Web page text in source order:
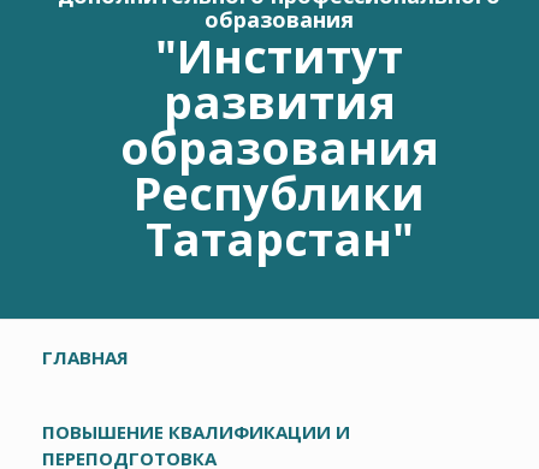
образования
"Институт
развития
образования
Республики
Татарстан"
Главное меню
ГЛАВНАЯ
ПОВЫШЕНИЕ КВАЛИФИКАЦИИ И
ПЕРЕПОДГОТОВКА